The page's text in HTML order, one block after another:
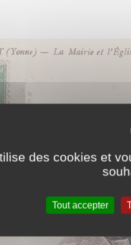
des cookies et
Tout accepter